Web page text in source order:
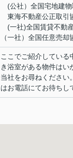
(公社）全国宅地建物
東海不動産公正取引
(一社)全国賃貸不動
（一社）全国任意売却
ここでご紹介してい
き浴室がある物件は
当社をお尋ねください
はお電話にてお待ちし